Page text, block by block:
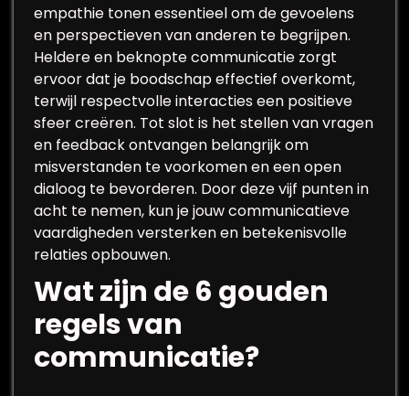
empathie tonen essentieel om de gevoelens
en perspectieven van anderen te begrijpen.
Heldere en beknopte communicatie zorgt
ervoor dat je boodschap effectief overkomt,
terwijl respectvolle interacties een positieve
sfeer creëren. Tot slot is het stellen van vragen
en feedback ontvangen belangrijk om
misverstanden te voorkomen en een open
dialoog te bevorderen. Door deze vijf punten in
acht te nemen, kun je jouw communicatieve
vaardigheden versterken en betekenisvolle
relaties opbouwen.
Wat zijn de 6 gouden
regels van
communicatie?